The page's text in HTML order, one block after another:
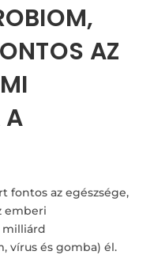
AZ
A
fontos az egészsége,
emberi
milliárd
vírus és gomba) él.